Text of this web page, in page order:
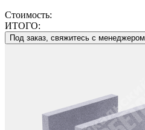
Стоимость:
ИТОГО:
Под заказ, свяжитесь с менеджером